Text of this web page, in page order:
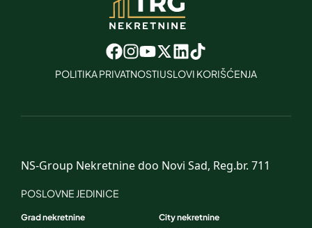
POLITIKA PRIVATNOSTIUSLOVI KORIŠĆENJA
NS-Group Nekretnine doo Novi Sad, Reg.br. 711
POSLOVNE JEDINICE
Grad nekretnine
City nekretnine